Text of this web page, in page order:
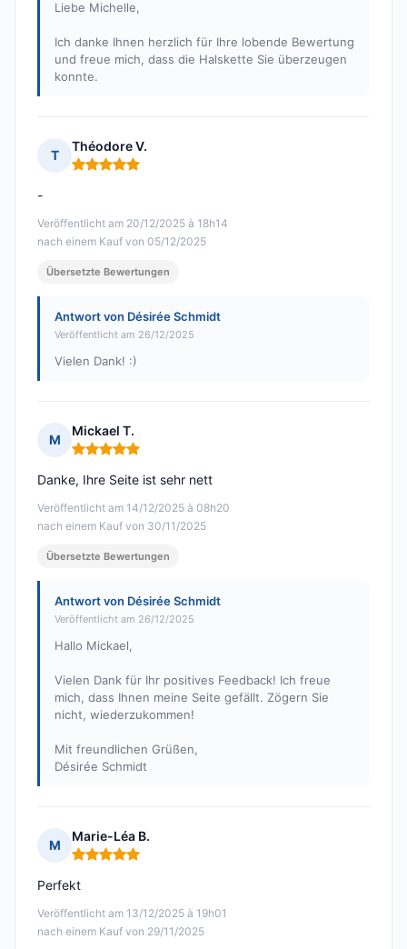
Liebe Michelle,
Ich danke Ihnen herzlich für Ihre lobende Bewertung
und freue mich, dass die Halskette Sie überzeugen
konnte.
T
Théodore V.
Hinweis: 5 von 5
Veröffentlicht am 20/12/2025 à 18h14
nach einem Kauf von 05/12/2025
-
Übersetzte Bewertungen
Antwort von Désirée Schmidt
Veröffentlicht am 26/12/2025
Vielen Dank! :)
M
Mickael T.
Hinweis: 5 von 5
Veröffentlicht am 14/12/2025 à 08h20
nach einem Kauf von 30/11/2025
Danke, Ihre Seite ist sehr nett
Übersetzte Bewertungen
Antwort von Désirée Schmidt
Veröffentlicht am 26/12/2025
Hallo Mickael,
Vielen Dank für Ihr positives Feedback! Ich freue
mich, dass Ihnen meine Seite gefällt. Zögern Sie
nicht, wiederzukommen!
Mit freundlichen Grüßen,
Désirée Schmidt
M
Marie-Léa B.
Hinweis: 5 von 5
Veröffentlicht am 13/12/2025 à 19h01
nach einem Kauf von 29/11/2025
Perfekt